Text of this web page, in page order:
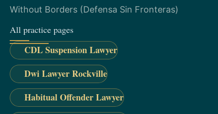
Without Borders (Defensa Sin Fronteras)
All practice pages
CDL Suspension Lawyer
Dwi Lawyer Rockville
Habitual Offender Lawyer